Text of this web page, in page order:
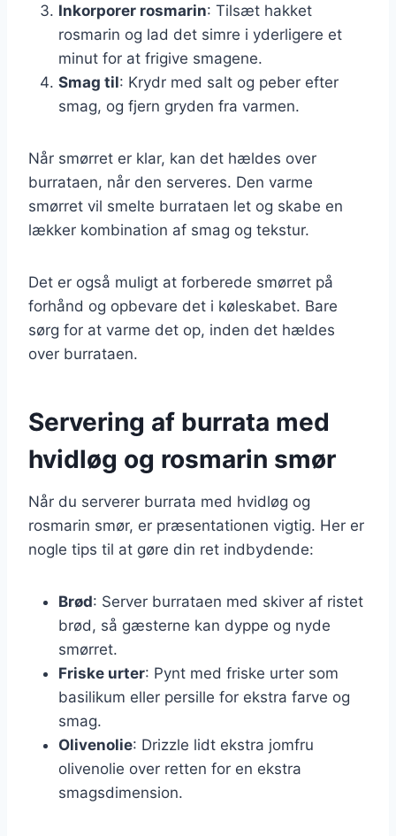
Inkorporer rosmarin: Tilsæt hakket
rosmarin og lad det simre i yderligere et
minut for at frigive smagene.
Smag til: Krydr med salt og peber efter
smag, og fjern gryden fra varmen.
Når smørret er klar, kan det hældes over
burrataen, når den serveres. Den varme
smørret vil smelte burrataen let og skabe en
lækker kombination af smag og tekstur.
Det er også muligt at forberede smørret på
forhånd og opbevare det i køleskabet. Bare
sørg for at varme det op, inden det hældes
over burrataen.
Servering af burrata med
hvidløg og rosmarin smør
Når du serverer burrata med hvidløg og
rosmarin smør, er præsentationen vigtig. Her er
nogle tips til at gøre din ret indbydende:
Brød: Server burrataen med skiver af ristet
brød, så gæsterne kan dyppe og nyde
smørret.
Friske urter: Pynt med friske urter som
basilikum eller persille for ekstra farve og
smag.
Olivenolie: Drizzle lidt ekstra jomfru
olivenolie over retten for en ekstra
smagsdimension.